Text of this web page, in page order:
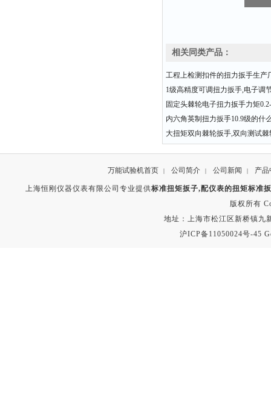
相关同类产品：
工程上检测扣件的扭力扳手生产
1级高精度可调扭力扳手,电子调
固定头棘轮电子扭力扳手力矩
内六角英制扭力扳手10.9级的什
大扭矩双向棘轮扳手,双向测试
万能试验机首页 | 公司简介 | 公司新闻 | 产品
上海恒刚仪器仪表有限公司专业提供标准扭矩扳子,配仪表的扭矩标准
版权所有
地址：上海市松江区新桥镇九
沪ICP备11050024号-45